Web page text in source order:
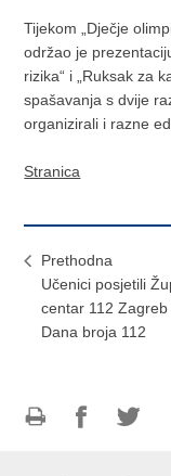
Tijekom „Dječje
održao je
rizika“ i „Ruksak za
spašavanja s dvije
organizirali i razne
Stranica
Prethodna
Učenici posjetili
centar 112
Dana broja 112